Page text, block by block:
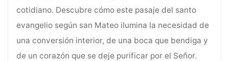
cotidiano. Descubre cómo este pasaje del santo
evangelio según san Mateo ilumina la necesidad de
una conversión interior, de una boca que bendiga y
de un corazón que se deje purificar por el Señor.